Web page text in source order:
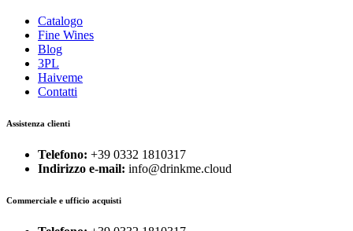
Catalogo
Fine Wines
Blog
3PL
Haiveme
Contatti
Assistenza clienti
Telefono: +39 0332 1810317
Indirizzo e-mail: info@drinkme.cloud
Commerciale e ufficio acquisti